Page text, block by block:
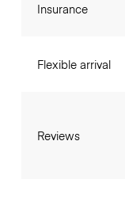
Insurance
Flexible arrival
Reviews